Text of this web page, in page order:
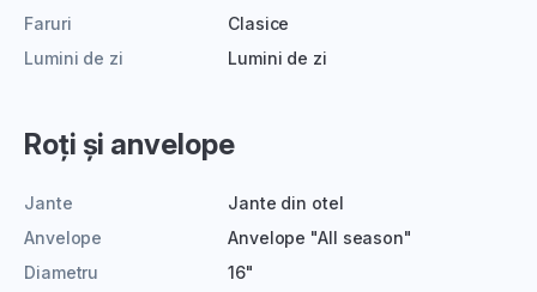
Faruri
Clasice
Lumini de zi
Lumini de zi
Roți și anvelope
Jante
Jante din otel
Anvelope
Anvelope "All season"
Diametru
16"